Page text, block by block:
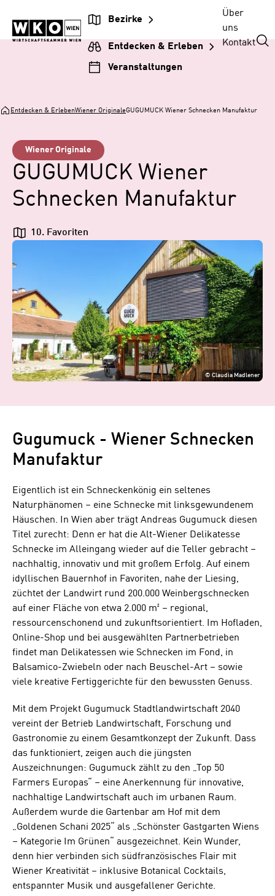
Inhalt
springen
Hauptnavigation
springen
Footer
springen
Bezirke
Entdecken & Erleben
Veranstaltungen
Über
uns
Kontakt
Entdecken & ErlebenWiener OriginaleGUGUMUCK Wiener Schnecken Manufaktur
Wiener Originale
GUGUMUCK Wiener
Schnecken Manufaktur
10. Favoriten
©Claudia Madlener
Gugumuck - Wiener Schnecken
Manufaktur
Eigentlich ist ein Schneckenkönig ein seltenes
Naturphänomen – eine Schnecke mit linksgewundenem
Häuschen. In Wien aber trägt Andreas Gugumuck diesen
Titel zurecht: Denn er hat die Alt-Wiener Delikatesse
Schnecke im Alleingang wieder auf die Teller gebracht –
nachhaltig, innovativ und mit großem Erfolg. Auf einem
idyllischen Bauernhof in Favoriten, nahe der Liesing,
züchtet der Landwirt rund 200.000 Weinbergschnecken
auf einer Fläche von etwa 2.000 m² – regional,
ressourcenschonend und zukunftsorientiert. Im Hofladen,
Online-Shop und bei ausgewählten Partnerbetrieben
findet man Delikatessen wie Schnecken im Fond, in
Balsamico-Zwiebeln oder nach Beuschel-Art – sowie
viele kreative Fertiggerichte für den bewussten Genuss.
Mit dem Projekt Gugumuck Stadtlandwirtschaft 2040
vereint der Betrieb Landwirtschaft, Forschung und
Gastronomie zu einem Gesamtkonzept der Zukunft. Dass
das funktioniert, zeigen auch die jüngsten
Auszeichnungen: Gugumuck zählt zu den „Top 50
Farmers Europas“ – eine Anerkennung für innovative,
nachhaltige Landwirtschaft auch im urbanen Raum.
Außerdem wurde die Gartenbar am Hof mit dem
„Goldenen Schani 2025“ als „Schönster Gastgarten Wiens
– Kategorie Im Grünen“ ausgezeichnet. Kein Wunder,
denn hier verbinden sich südfranzösisches Flair mit
Wiener Kreativität – inklusive Botanical Cocktails,
entspannter Musik und ausgefallener Gerichte.